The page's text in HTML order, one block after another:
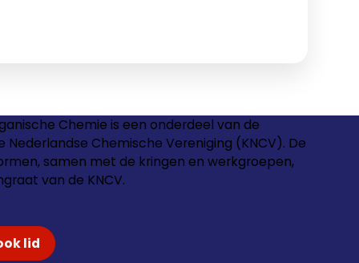
Chemie is een onderdeel van de
Nederlandse Chemische Vereniging (KNCV). De
samen met de kringen en werkgroepen,
van de KNCV.
lid